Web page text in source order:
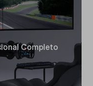
Completo